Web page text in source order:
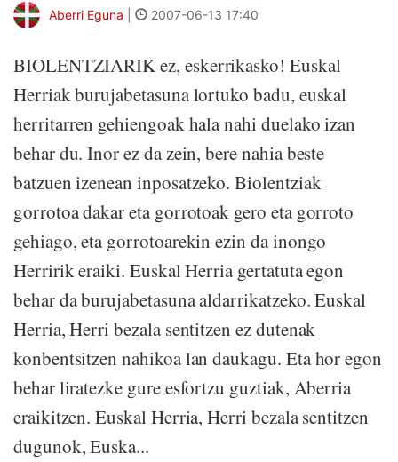
Aberri Eguna 2007-06-13 17:40
BIOLENTZIARIK ez, eskerrikasko! Euskal
Herriak burujabetasuna lortuko badu, euskal
herritarren gehiengoak hala nahi duelako izan
behar du. Inor ez da zein, bere nahia beste
batzuen izenean inposatzeko. Biolentziak
gorrotoa dakar eta gorrotoak gero eta gorroto
gehiago, eta gorrotoarekin ezin da inongo
Herririk eraiki. Euskal Herria gertatuta egon
behar da burujabetasuna aldarrikatzeko. Euskal
Herria, Herri bezala sentitzen ez dutenak
konbentsitzen nahikoa lan daukagu. Eta hor egon
behar liratezke gure esfortzu guztiak, Aberria
eraikitzen. Euskal Herria, Herri bezala sentitzen
dugunok, Euska...